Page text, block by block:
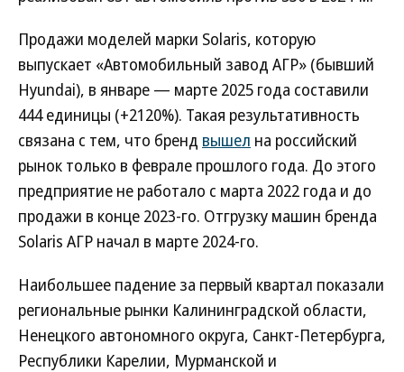
Продажи моделей марки Solaris, которую
выпускает «Автомобильный завод АГР» (бывший
Hyundai), в январе — марте 2025 года составили
444 единицы (+2120%). Такая результативность
связана с тем, что бренд вышел на российский
рынок только в феврале прошлого года. До этого
предприятие не работало с марта 2022 года и до
продажи в конце 2023-го. Отгрузку машин бренда
Solaris АГР начал в марте 2024-го.
Наибольшее падение за первый квартал показали
региональные рынки Калининградской области,
Ненецкого автономного округа, Санкт-Петербурга,
Республики Карелии, Мурманской и